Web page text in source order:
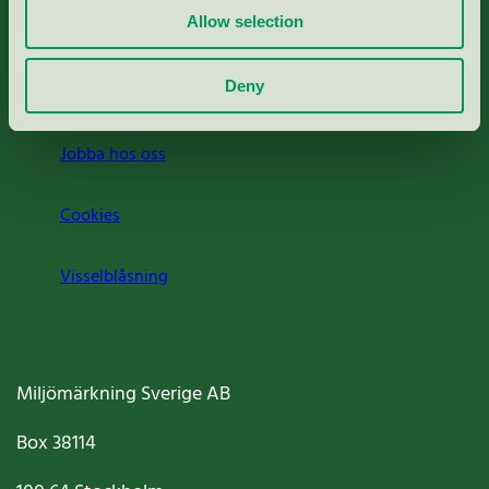
Allow selection
Deny
Jobba hos oss
Cookies
Visselblåsning
Miljömärkning Sverige AB
Box38114